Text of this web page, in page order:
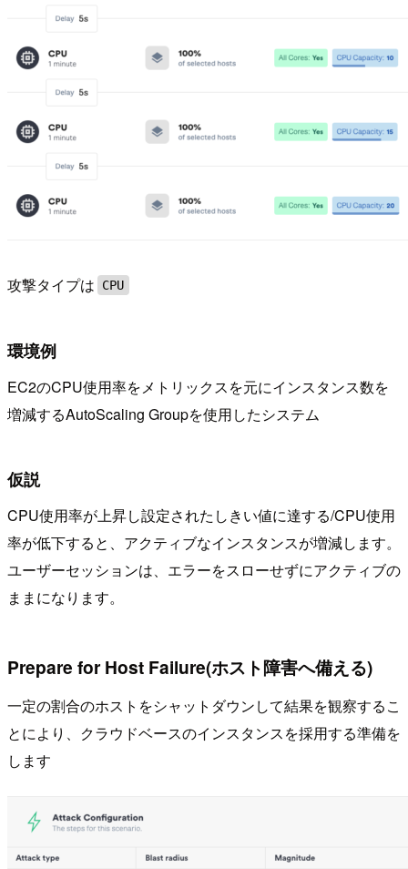
攻撃タイプは CPU
環境例
EC2のCPU使用率をメトリックスを元にインスタンス数を
増減するAutoScaling Groupを使用したシステム
仮説
CPU使用率が上昇し設定されたしきい値に達する/CPU使用
率が低下すると、アクティブなインスタンスが増減します。
ユーザーセッションは、エラーをスローせずにアクティブの
ままになります。
Prepare for Host Failure(ホスト障害へ備える)
一定の割合のホストをシャットダウンして結果を観察するこ
とにより、クラウドベースのインスタンスを採用する準備を
します